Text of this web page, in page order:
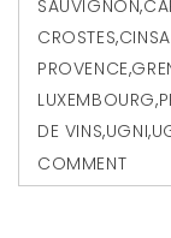
SAUVIGNON,
CROSTES,
PROVENCE,
LUXEMBOURG,
DE VINS,UGNI,
COMMENT